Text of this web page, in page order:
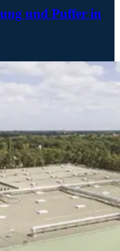
und Puffer in